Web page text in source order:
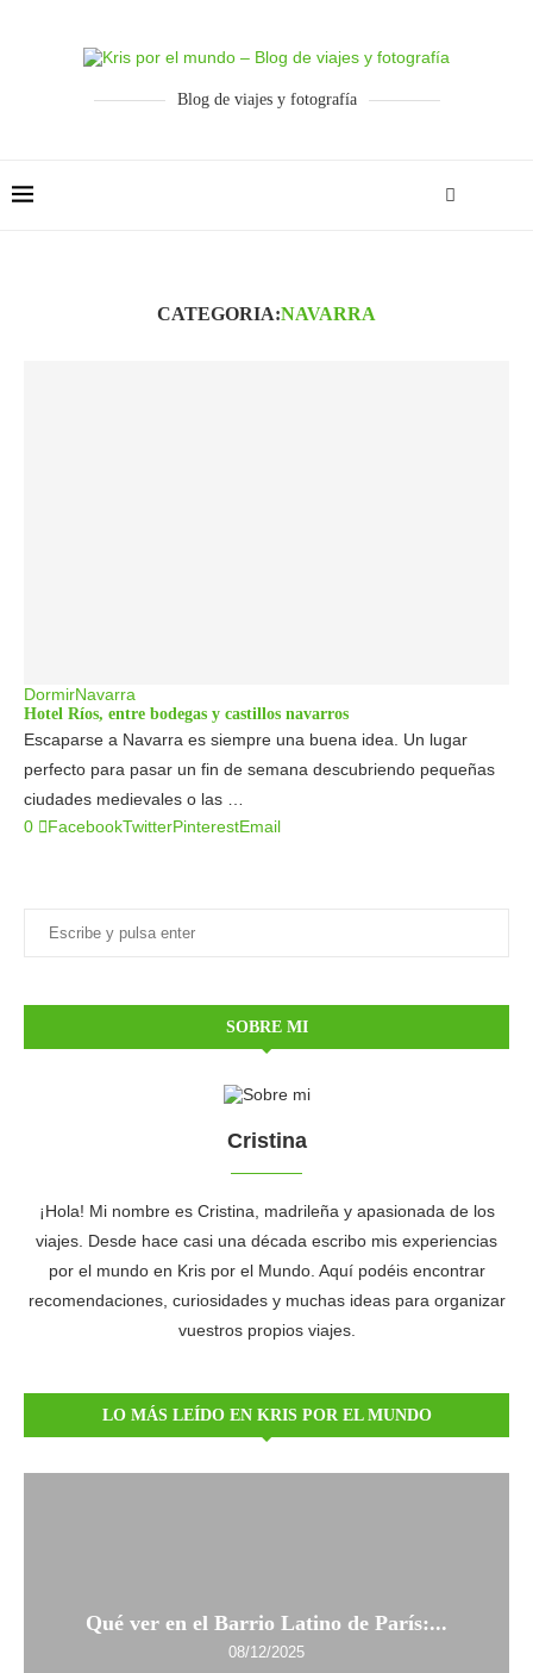
Blog de viajes y fotografía
CATEGORIA:NAVARRA
DormirNavarra
Hotel Ríos, entre bodegas y castillos navarros
Escaparse a Navarra es siempre una buena idea. Un lugar
perfecto para pasar un fin de semana descubriendo pequeñas
ciudades medievales o las …
0
FacebookTwitterPinterestEmail
SOBRE MI
Cristina
¡Hola! Mi nombre es Cristina, madrileña y apasionada de los
viajes. Desde hace casi una década escribo mis experiencias
por el mundo en Kris por el Mundo. Aquí podéis encontrar
recomendaciones, curiosidades y muchas ideas para organizar
vuestros propios viajes.
LO MÁS LEÍDO EN KRIS POR EL MUNDO
Qué ver en el Barrio Latino de París:...
08/12/2025